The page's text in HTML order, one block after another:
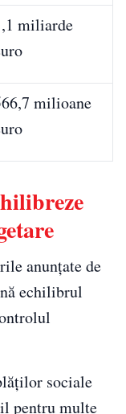
miliarde
milioane
anunțate de
echilibrul
sociale
pentru multe